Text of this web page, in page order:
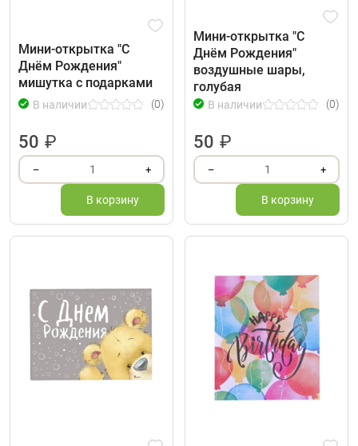
Мини-открытка "С
Днём Рождения"
мишутка с подарками
В наличии (0)
50 ₽
– 1 +
В корзину
Мини-открытка "С
Днём Рождения"
воздушные шары,
голубая
В наличии (0)
50 ₽
– 1 +
В корзину